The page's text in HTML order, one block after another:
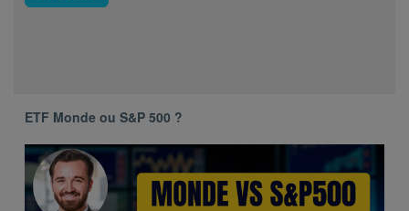
ETF Monde ou S&P 500 ?